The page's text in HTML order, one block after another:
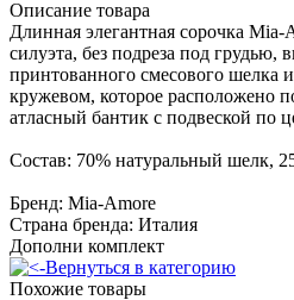
Описание товара
Длинная элегантная сорочка
силуэта, без подреза под грудью,
принтованного смесового шелка
кружевом, которое расположено
атласный бантик с подвеской по
Состав: 70% натуральный шелк,
Бренд: Mia-Amore
Страна бренда: Италия
Дополни комплект
Вернуться в категорию
Похожие товары